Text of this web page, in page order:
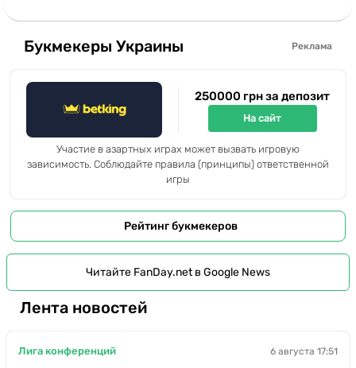
Букмекеры Украины Реклама
250000 грн за депозит
На сайт
Участие в азартных играх может вызвать игровую
зависимость. Соблюдайте правила (принципы) ответственной
игры
Рейтинг букмекеров
Читайте FanDay.net в Google News
Лента новостей
Лига конференций 6 августа 17:51